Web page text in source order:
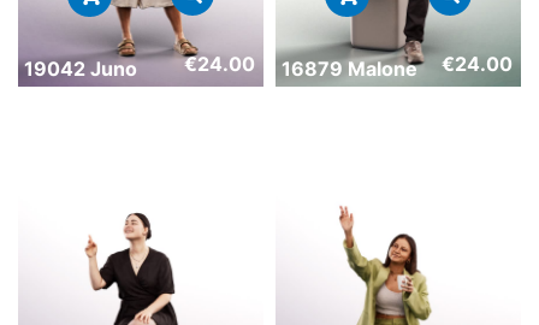
19042 Juno €24.00 16879 Malone €24.00